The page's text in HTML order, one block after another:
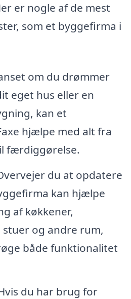
er nogle af de mest
som et byggefirma i
om du drømmer
eget hus eller en
kan et
hjælpe med alt fra
færdiggørelse.
du at opdatere
kan hjælpe
af køkkener,
og andre rum,
både funktionalitet
du har brug for